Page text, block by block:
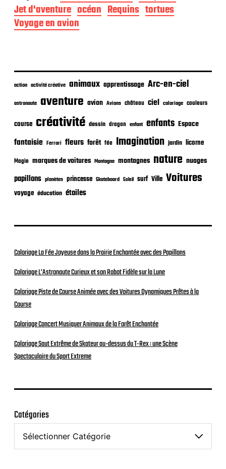
d
e
p
i
a
t
i
o
n
Jet d'aventure océan Requins tortues
Voyage en avion
action activité créative animaux apprentissage Arc-en-ciel
astronaute aventure avion Avions château ciel coloriage couleurs
course créativité dessin dragon enfant enfants Espace
fantaisie Ferrari fleurs forêt fée Imagination jardin licorne
Magie marques de voitures Montagne montagnes nature nuages
papillons planètes princesse Skateboard Soleil surf Ville Voitures
voyage éducation étoiles
Coloriage La Fée Joyeuse dans la Prairie Enchantée avec des Papillons
Coloriage L’Astronaute Curieux et son Robot Fidèle sur la Lune
Coloriage Piste de Course Animée avec des Voitures Dynamiques Prêtes à la
Course
Coloriage Concert Musiquer Animaux de la Forêt Enchantée
Coloriage Saut Extrême de Skateur au-dessus du T-Rex : une Scène
Spectaculaire du Sport Extreme
Catégories